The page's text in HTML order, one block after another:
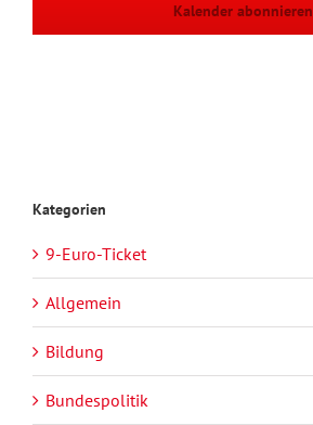
Kalender abonnieren
Kategorien
9-Euro-Ticket
Allgemein
Bildung
Bundespolitik